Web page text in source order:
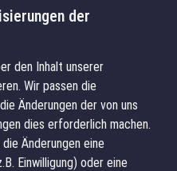
der
den Inhalt unserer
Wir passen die
Änderungen der von uns
dies erforderlich machen.
Änderungen eine
Einwilligung) oder eine